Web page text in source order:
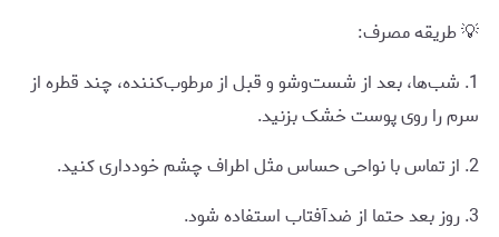
💡 طریقه مصرف:
1. شب‌ها، بعد از شست‌وشو و قبل از مرطوب‌کننده، چند قطره از
سرم را روی پوست خشک بزنید.
2. از تماس با نواحی حساس مثل اطراف چشم خودداری کنید.
3. روز بعد حتما از ضدآفتاب استفاده شود.